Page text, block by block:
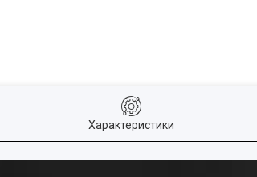
Характеристики